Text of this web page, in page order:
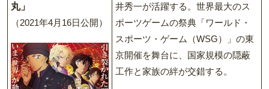
丸」
（2021年4月16日公開）
井秀一が活躍する。世界最大のス
ポーツゲームの祭典「ワールド・
スポーツ・ゲーム（WSG）」の東
京開催を舞台に、国家規模の隠蔽
工作と家族の絆が交錯する。